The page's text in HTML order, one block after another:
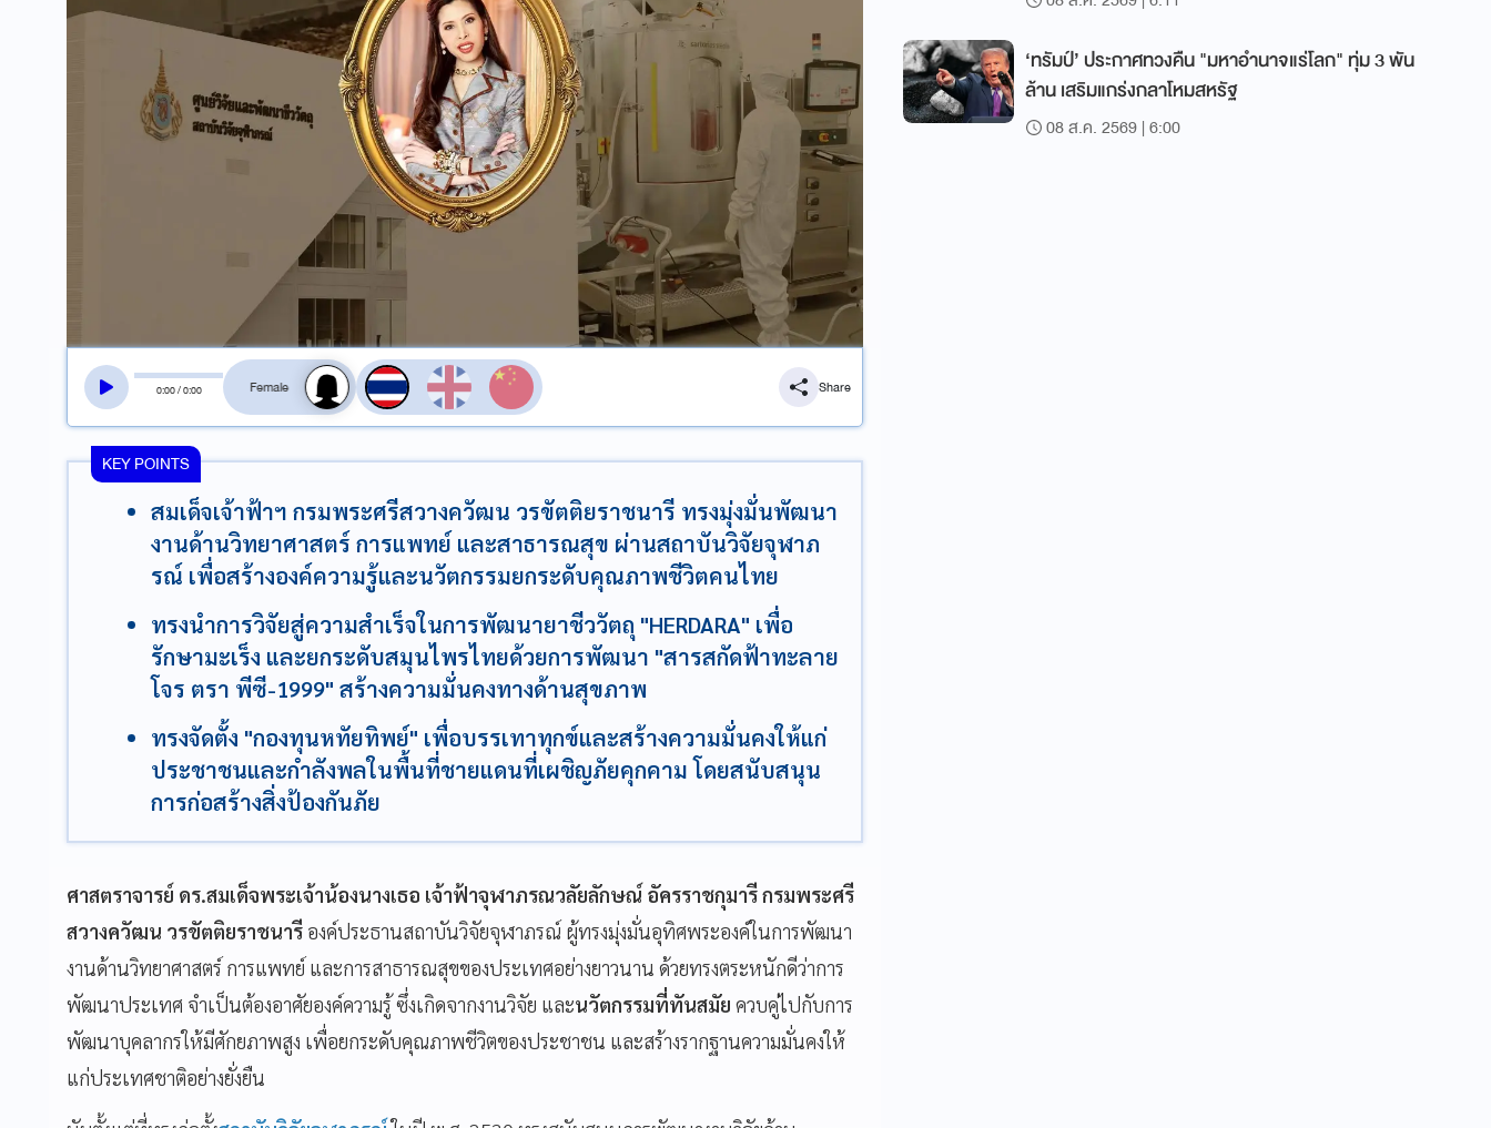
0:00/0:00
สลับเสียงอ่าน
Share
KEY POINTS
สมเด็จเจ้าฟ้าฯ กรมพระศรีสวางควัฒน วรขัตติยราชนารี ทรงมุ่งมั่นพัฒนา
งานด้านวิทยาศาสตร์ การแพทย์ และสาธารณสุข ผ่านสถาบันวิจัยจุฬาภ
รณ์ เพื่อสร้างองค์ความรู้และนวัตกรรมยกระดับคุณภาพชีวิตคนไทย
ทรงนำการวิจัยสู่ความสำเร็จในการพัฒนายาชีววัตถุ "HERDARA" เพื่อ
รักษามะเร็ง และยกระดับสมุนไพรไทยด้วยการพัฒนา "สารสกัดฟ้าทะลาย
โจร ตรา พีซี-1999" สร้างความมั่นคงทางด้านสุขภาพ
ทรงจัดตั้ง "กองทุนหทัยทิพย์" เพื่อบรรเทาทุกข์และสร้างความมั่นคงให้แก่
ประชาชนและกำลังพลในพื้นที่ชายแดนที่เผชิญภัยคุกคาม โดยสนับสนุน
การก่อสร้างสิ่งป้องกันภัย
ศาสตราจารย์ ดร.สมเด็จพระเจ้าน้องนางเธอ เจ้าฟ้าจุฬาภรณวลัยลักษณ์ อัครราชกุมารี กรมพระศรี
สวางควัฒน วรขัตติยราชนารี องค์ประธานสถาบันวิจัยจุฬาภรณ์ ผู้ทรงมุ่งมั่นอุทิศพระองค์ในการพัฒนา
งานด้านวิทยาศาสตร์ การแพทย์ และการสาธารณสุขของประเทศอย่างยาวนาน ด้วยทรงตระหนักดีว่าการ
พัฒนาประเทศ จำเป็นต้องอาศัยองค์ความรู้ ซึ่งเกิดจากงานวิจัย และนวัตกรรมที่ทันสมัย ควบคู่ไปกับการ
พัฒนาบุคลากรให้มีศักยภาพสูง เพื่อยกระดับคุณภาพชีวิตของประชาชน และสร้างรากฐานความมั่นคงให้
แก่ประเทศชาติอย่างยั่งยืน
‘ทรัมป์’ ประกาศทวงคืน "มหาอำนาจแร่โลก" ทุ่ม 3 พัน
ล้าน เสริมแกร่งกลาโหมสหรัฐ
08 ส.ค. 2569 | 6:00